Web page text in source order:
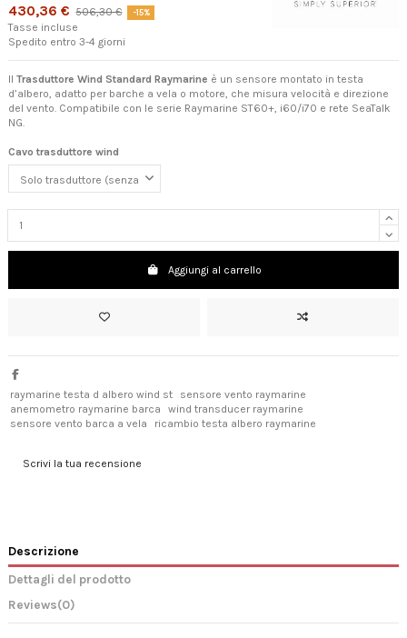
430,36 € 506,30 € -15%
Tasse incluse
Spedito entro 3-4 giorni
Il Trasduttore Wind Standard Raymarine è un sensore montato in testa
d’albero, adatto per barche a vela o motore, che misura velocità e direzione
del vento. Compatibile con le serie Raymarine ST60+, i60/i70 e rete SeaTalk
NG.
Cavo trasduttore wind
Aggiungi al carrello
raymarine testa d albero wind st
sensore vento raymarine
anemometro raymarine barca
wind transducer raymarine
sensore vento barca a vela
ricambio testa albero raymarine
Scrivi la tua recensione
Descrizione
Dettagli del prodotto
Reviews(0)